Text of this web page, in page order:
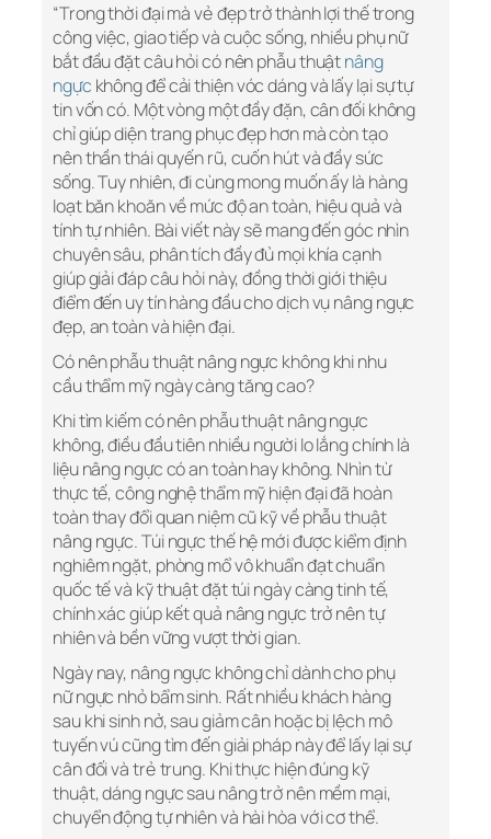
“Trong thời đại mà vẻ đẹp trở thành lợi thế trong
công việc, giao tiếp và cuộc sống, nhiều phụ nữ
bắt đầu đặt câu hỏi có nên phẫu thuậtnâng
ngực không để cải thiện vóc dáng và lấy lại sự tự
tin vốn có. Một vòng một đầy đặn, cân đối không
chỉ giúp diện trang phục đẹp hơn mà còn tạo
nên thần thái quyến rũ, cuốn hút và đầy sức
sống. Tuy nhiên, đi cùng mong muốn ấy là hàng
loạt băn khoăn về mức độ an toàn, hiệu quả và
tính tự nhiên. Bài viết này sẽ mang đến góc nhìn
chuyên sâu, phân tích đầy đủ mọi khía cạnh
giúp giải đáp câu hỏi này, đồng thời giới thiệu
điểm đến uy tín hàng đầu cho dịch vụ nâng ngực
đẹp, an toàn và hiện đại.
Có nên phẫu thuật nâng ngực không khi nhu
cầu thẩm mỹ ngày càng tăng cao?
Khi tìm kiếm có nên phẫu thuật nâng ngực
không, điều đầu tiên nhiều người lo lắng chính là
liệu nâng ngực có an toàn hay không. Nhìn từ
thực tế, công nghệ thẩm mỹ hiện đại đã hoàn
toàn thay đổi quan niệm cũ kỹ về phẫu thuật
nâng ngực. Túi ngực thế hệ mới được kiểm định
nghiêm ngặt, phòng mổ vô khuẩn đạt chuẩn
quốc tế và kỹ thuật đặt túi ngày càng tinh tế,
chính xác giúp kết quả nâng ngực trở nên tự
nhiên và bền vững vượt thời gian.
Ngày nay, nâng ngực không chỉ dành cho phụ
nữ ngực nhỏ bẩm sinh. Rất nhiều khách hàng
sau khi sinh nở, sau giảm cân hoặc bị lệch mô
tuyến vú cũng tìm đến giải pháp này để lấy lại sự
cân đối và trẻ trung. Khi thực hiện đúng kỹ
thuật, dáng ngực sau nâng trở nên mềm mại,
chuyển động tự nhiên và hài hòa với cơ thể.